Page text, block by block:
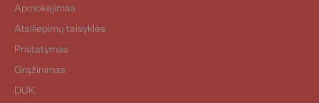
Apmokėjimas
Atsiliepimų taisyklės
Pristatymas
Grąžinimas
DUK